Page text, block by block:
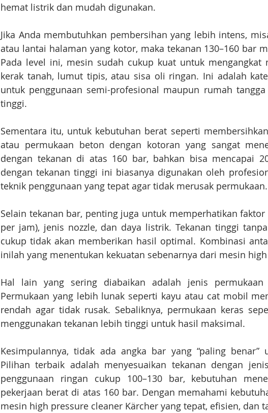
hemat listrik dan mudah digunakan.
Jika Anda membutuhkan pembersihan yang lebih intens,
atau lantai halaman yang kotor, maka tekanan 130–160 bar
Pada level ini, mesin sudah cukup kuat untuk mengangkat
kerak tanah, lumut tipis, atau sisa oli ringan. Ini adalah
untuk penggunaan semi-profesional maupun rumah
tinggi.
Sementara itu, untuk kebutuhan berat seperti
atau permukaan beton dengan kotoran yang sangat
dengan tekanan di atas 160 bar, bahkan bisa mencapai
dengan tekanan tinggi ini biasanya digunakan oleh
teknik penggunaan yang tepat agar tidak merusak permukaan.
Selain tekanan bar, penting juga untuk memperhatikan
per jam), jenis nozzle, dan daya listrik. Tekanan tinggi
cukup tidak akan memberikan hasil optimal. Kombinasi
inilah yang menentukan kekuatan sebenarnya dari mesin
Hal lain yang sering diabaikan adalah jenis permukaan
Permukaan yang lebih lunak seperti kayu atau cat mobil
rendah agar tidak rusak. Sebaliknya, permukaan keras
menggunakan tekanan lebih tinggi untuk hasil maksimal.
Kesimpulannya, tidak ada angka bar yang “paling benar”
Pilihan terbaik adalah menyesuaikan tekanan dengan
penggunaan ringan cukup 100–130 bar, kebutuhan
pekerjaan berat di atas 160 bar. Dengan memahami
mesin high pressure cleaner Kärcher yang tepat, efisien, dan